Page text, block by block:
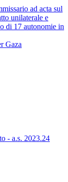
ad acta sul
unilaterale e
di 17 autonomie in
Gaza
- a.s. 2023.24